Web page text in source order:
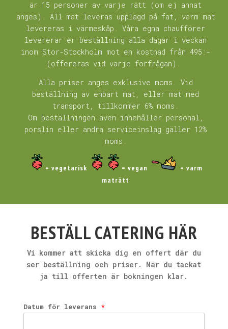
är 15 personer av varje rätt (om ej annat
anges). All mat leveras upplagd på fat, varm mat
levereras i värmeskåp. Våra egna chaufförer
levererar er beställning alla dagar i veckan
inom Stor-Stockholm mot en kostnad från 495:-
(offereras vid varje förfrågan).
Alla priser anges exklusive moms. Vid
beställning av enbart mat, eller mat med
transport, tillkommer 6% moms.
Om beställningen även innehåller personal,
porslin eller andra serviceinslag gäller 12%
moms.
= vegetarisk = vegan
= varm
maträtt
BESTÄLL CATERING HÄR
Vi kommer att skicka dig en offert där du
ser beställning och priser. När du tackat
ja till offerten är bokningen klar.
Datum för leverans *